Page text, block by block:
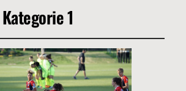
Kategorie 1